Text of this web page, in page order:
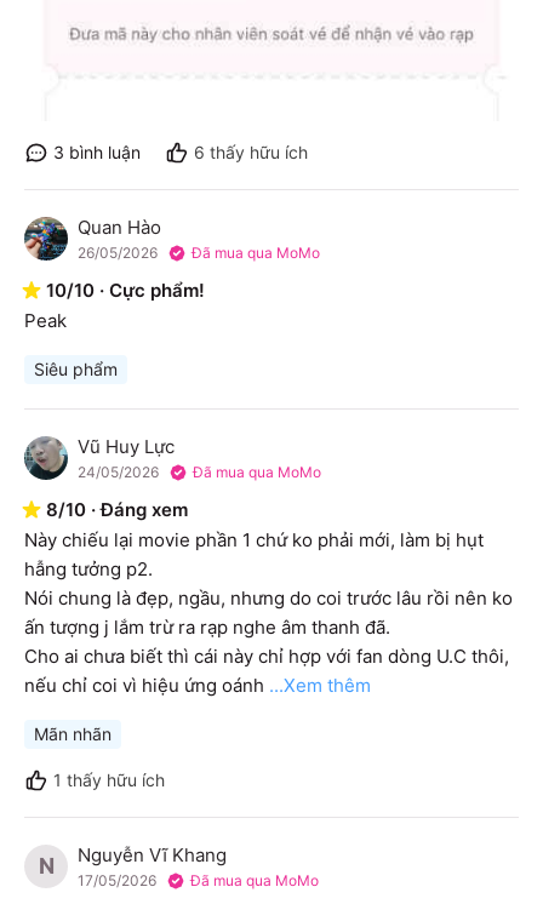
3 bình luận 6 thấy hữu ích
Q Quan Hào
26/05/2026 Đã mua qua MoMo
10/10 · Cực phẩm!
Peak
Siêu phẩm
V Vũ Huy Lực
24/05/2026 Đã mua qua MoMo
8/10 ·Đáng xem
Này chiếu lại movie phần 1 chứ ko phải mới, làm bị hụt
hẫng tưởng p2.
Nói chung là đẹp, ngầu, nhưng do coi trước lâu rồi nên ko
ấn tượng j lắm trừ ra rạp nghe âm thanh đã.
Cho ai chưa biết thì cái này chỉ hợp với fan dòng U.C thôi,
nếu chỉ coi vì hiệu ứng oánh ...Xem thêm
Mãn nhãn
1 thấy hữu ích
N Nguyễn Vĩ Khang
17/05/2026 Đã mua qua MoMo